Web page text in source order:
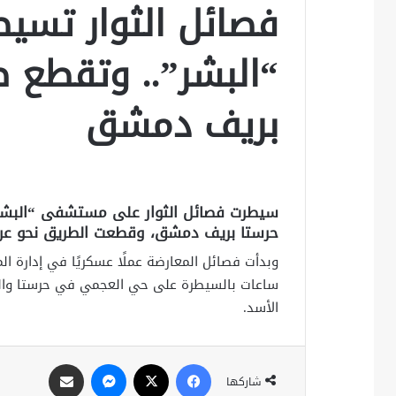
فصائل الثوار
“البشر”.. وتقطع
بريف دمشق
سيطرت فصائل الثوار على مستشفى
حرستا بريف دمشق، وقطعت الطريق نحو
وبدأت فصائل المعارضة عملًا عسكريًا في إدارة
ساعات بالسيطرة على حي العجمي في حرستا
الأسد.
شاركها
فيسبوك ماسنجر